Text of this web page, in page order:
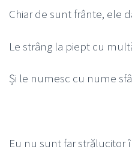
Chiar de sunt frânte, ele
Le strâng la piept cu
Și le numesc cu nume
Eu nu sunt far strălucitor